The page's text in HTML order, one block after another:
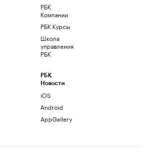
РБК
Компании
РБК Курсы
Школа
управления
РБК
РБК
Новости
iOS
Android
AppGallery